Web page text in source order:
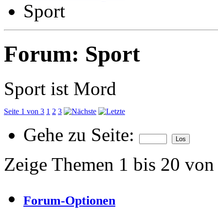
Sport
Forum: Sport
Sport ist Mord
Seite 1 von 3 1 2 3
Gehe zu Seite:
Zeige Themen 1 bis 20
Forum-Optionen